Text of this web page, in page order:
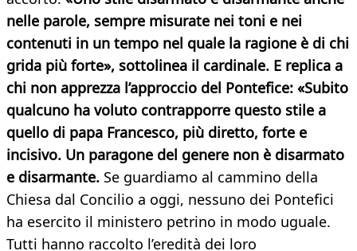
nelle parole, sempre misurate nei toni e nei
contenuti in un tempo nel quale la ragione è di chi
grida più forte», sottolinea il cardinale. E replica a
chi non apprezza l’approccio del Pontefice: «Subito
qualcuno ha voluto contrapporre questo stile a
quello di papa Francesco, più diretto, forte e
incisivo. Un paragone del genere non è disarmato
e disarmante. Se guardiamo al cammino della
Chiesa dal Concilio a oggi, nessuno dei Pontefici
ha esercito il ministero petrino in modo uguale.
Tutti hanno raccolto l’eredità dei loro